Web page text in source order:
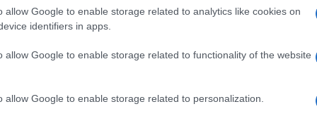
allow Google to enable storage related to analytics like cookies on
identifiers in apps.
allow Google to enable storage related to functionality of the website
allow Google to enable storage related to personalization.